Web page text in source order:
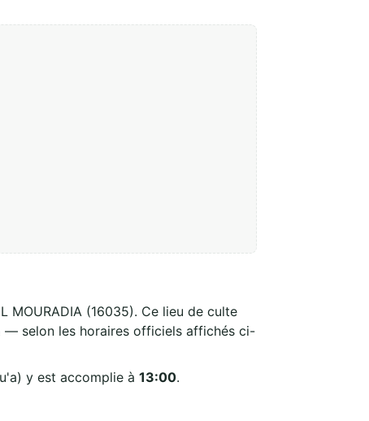
MOURADIA (16035). Ce lieu de culte
— selon les horaires officiels affichés ci-
y est accomplie à 13:00.